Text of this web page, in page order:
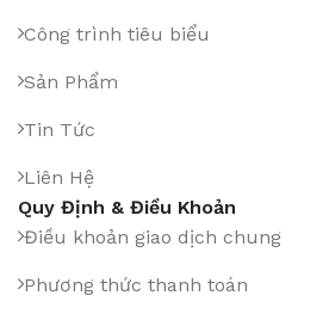
Công trình tiêu biểu
Sản Phẩm
Tin Tức
Liên Hệ
Quy Định & Điều Khoản
Điều khoản giao dịch chung
Phương thức thanh toán